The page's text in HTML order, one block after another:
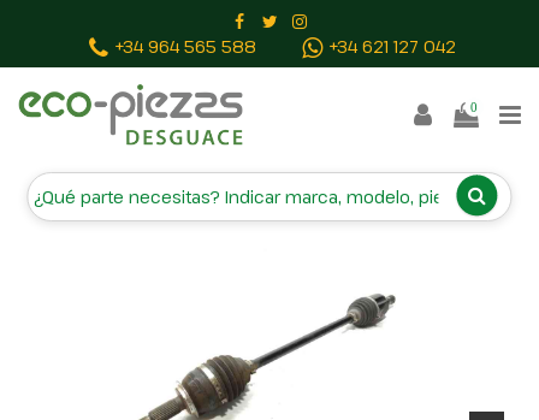
+34 964 565 588 +34 621 127 042
0
TRANSMISION DELANTERA
IZQUIERDA 28421FL020